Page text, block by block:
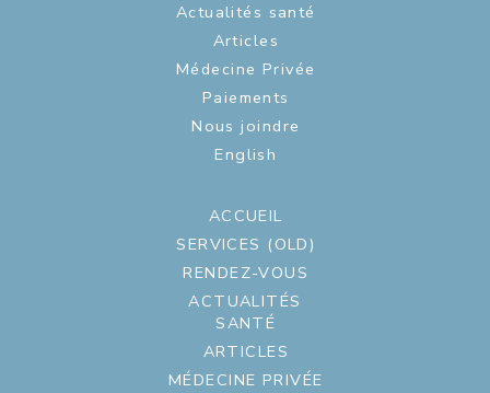
Actualités santé
Articles
Médecine Privée
Paiements
Nous joindre
English
ACCUEIL
SERVICES (OLD)
RENDEZ-VOUS
ACTUALITÉS
SANTÉ
ARTICLES
MÉDECINE PRIVÉE